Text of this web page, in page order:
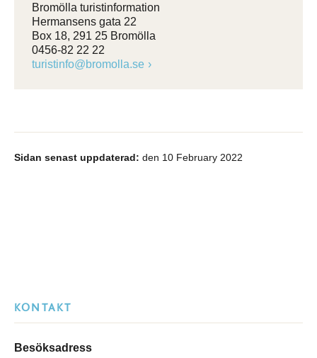
Bromölla turistinformation
Hermansens gata 22
Box 18, 291 25 Bromölla
0456-82 22 22
turistinfo@bromolla.se
Sidan senast uppdaterad: den 10 February 2022
KONTAKT
Besöksadress